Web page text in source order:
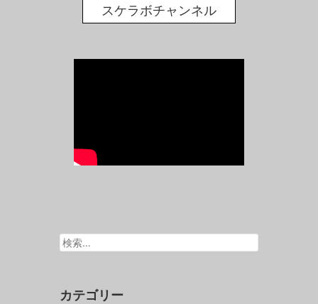
スケラボチャンネル
検
カテゴリー